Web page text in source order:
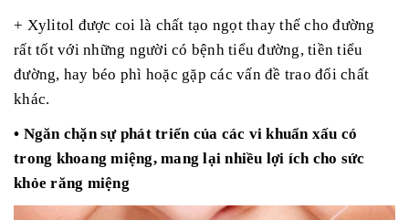
+ Xylitol được coi là chất tạo ngọt thay thế cho đường
rất tốt với những người có bệnh tiểu đường, tiền tiểu
đường, hay béo phì hoặc gặp các vấn đề trao đổi chất
khác.
• Ngăn chặn sự phát triển của các vi khuẩn xấu có
trong khoang miệng, mang lại nhiều lợi ích cho sức
khỏe răng miệng